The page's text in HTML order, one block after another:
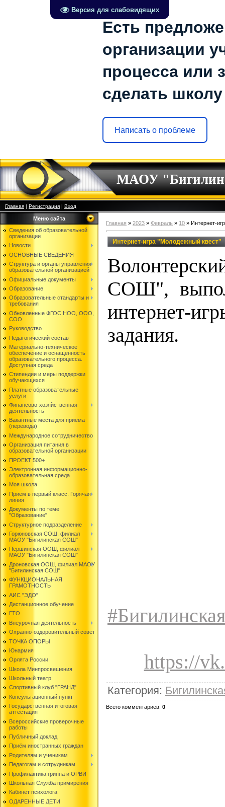
Версия для слабовидящих
Есть
организации
процесса или
сделать
Написать о проблеме
МАОУ
Главная|Регистрация|Вход
Меню сайта
Сведения об образовательной
организации
Новости
ОСНОВНЫЕ СВЕДЕНИЯ
Структура и органы управления
образовательной организацией
Официальные документы
Образование
Образовательные стандарты и
требования
Обновленные ФГОС НОО, ООО,
СОО
Руководство
Педагогический состав
Материально-техническое
обеспечение и оснащенность
образовательного процесса.
Доступная среда
Стипендии и меры поддержки
обучающихся
Платные образовательные
услуги
Финансово-хозяйственная
деятельность
Вакантные места для приема
(перевода)
Международное сотрудничество
Организация питания в
образовательной организации
ПРОЕКТ 500+
Электронная информационно-
образовательная среда
Моя школа
Прием в первый класс. Горячая
линия
Документы по теме
"Образование"
Структурное подразделение
Горюновская СОШ, филиал
МАОУ "Бигилинская СОШ"
Першинская ООШ, филиал
МАОУ "Бигилинская СОШ"
Дроновская ООШ, филиал МАОУ
"Бигилинская СОШ"
ФУНКЦИОНАЛЬНАЯ
ГРАМОТНОСТЬ
АИС "ЭДО"
Дистанционное обучение
ГТО
Внеурочная деятельность
Охранно-оздоровительный совет
ТОЧКА ОПОРЫ
Юнармия
Орлята России
Школа Минпросвещения
Школьный театр
Спортивный клуб "ГРАНД"
Консультационный пункт
Государственная итоговая
аттестация
Всероссийские проверочные
работы
Публичный доклад
Приём иностранных граждан
Родителям и ученикам
Педагогам и сотрудникам
Профилактика гриппа и ОРВИ
Школьная Служба примирения
Кабинет психолога
ОДАРЕННЫЕ ДЕТИ
Главная » 2023 » Февраль » 10 » Интернет-
Интернет-игра "Молодежный квест"
СОШ",
интернет-
задания.
https://
Категория:
Всего комментариев: 0